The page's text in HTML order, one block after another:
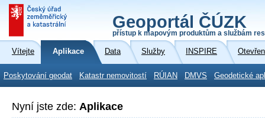
Geoportál ČÚZK
přístup k mapovým produktům a službám
Vítejte Aplikace Data Služby INSPIRE
Poskytování geodat Katastr nemovitostí RÚIAN DMVS Geodetické
Nyní jste zde: Aplikace